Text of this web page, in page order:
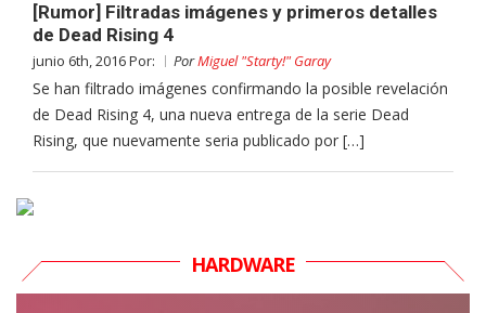
[Rumor] Filtradas imágenes y primeros detalles
de Dead Rising 4
junio 6th, 2016 Por: PorMiguel "Starty!" Garay
Se han filtrado imágenes confirmando la posible revelación
de Dead Rising 4, una nueva entrega de la serie Dead
Rising, que nuevamente seria publicado por […]
HARDWARE